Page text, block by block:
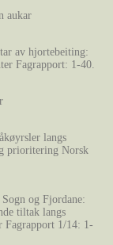
aukar
av hjortebeiting:
Fagrapport: 1-40.
langs
prioritering Norsk
og Fjordane:
tiltak langs
Fagrapport 1/14: 1-